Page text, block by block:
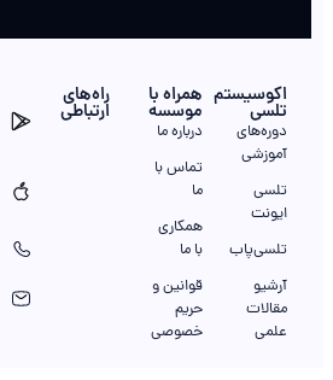
اکوسیستم
تلسی
دوره‌های
آموزشی
تلسی
ایونت
تلسی‌پاب
آرشیو
مقالات
علمی
همراه با
موسسه
درباره ما
تماس با
ما
همکاری
با ما
قوانین و
حریم
خصوصی
را‌ه‌های
ارتباطی